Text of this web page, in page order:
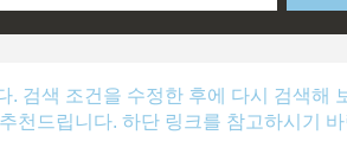
검색 조건을 수정한 후에 다시 검색해
천드립니다. 하단 링크를 참고하시기